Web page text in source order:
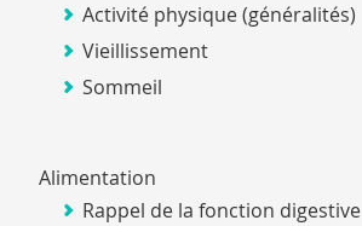
Activité physique (généralités)
Vieillissement
Sommeil
Alimentation
Rappel de la fonction digestive